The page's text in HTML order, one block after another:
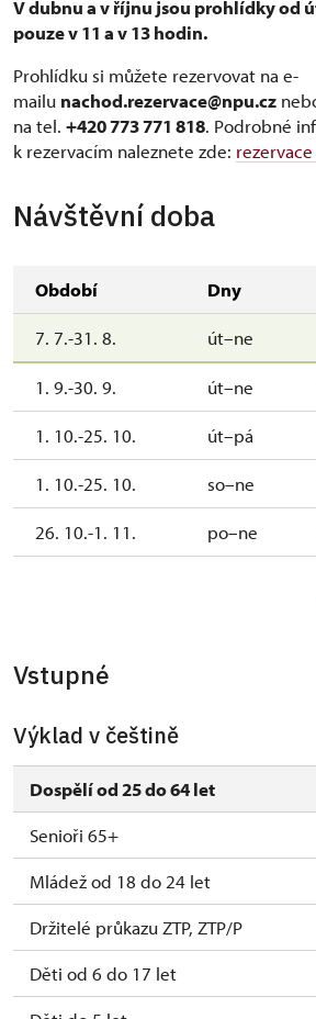
V dubnu a v říjnu jsou prohlídky od
pouze v 11 a v 13 hodin.
Prohlídku si můžete rezervovat na e-
mailu nachod.rezervace@npu.cz
na tel. +420 773 771 818. Podrobné
k rezervacím naleznete zde:
Návštěvní doba
Období Dny
7. 7.-31. 8. út–ne
1. 9.-30. 9. út–ne
1. 10.-25. 10. út–pá
1. 10.-25. 10. so–ne
26. 10.-1. 11. po–ne
Vstupné
Výklad v češtině
Dospělí od 25 do 64 let
Senioři 65+
Mládež od 18 do 24 let
Držitelé průkazu ZTP, ZTP/P
Děti od 6 do 17 let